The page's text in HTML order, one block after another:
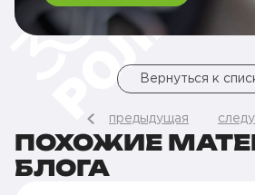
предыдущая
Вернуться к
ПОХОЖИЕ
БЛОГА